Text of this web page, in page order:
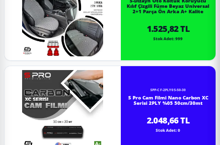
Kılıf Çizgili Füme Beyaz Universal
2+1 Parça Ön Arka A+ Kalite
1.525,82 TL
Stok Adet: 999
SPP-CF-2PLY05-50-30
S Pro Cam Filmi Nano Carbon XC
Serisi 2PLY %05 50cm/30mt
2.048,66 TL
Stok Adet: 0